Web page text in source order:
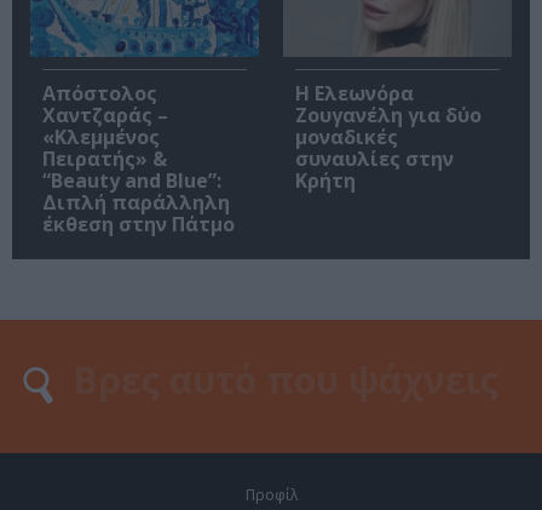
Απόστολος
Χαντζαράς –
«Κλεμμένος
Πειρατής» &
“Beauty and Blue”:
Διπλή παράλληλη
έκθεση στην Πάτμο
Η Ελεωνόρα
Ζουγανέλη για δύο
μοναδικές
συναυλίες στην
Κρήτη
Προφίλ